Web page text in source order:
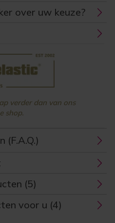
over uw keuze?
verder dan van ons
shop.
(F.A.Q.)
(5)
voor u (4)